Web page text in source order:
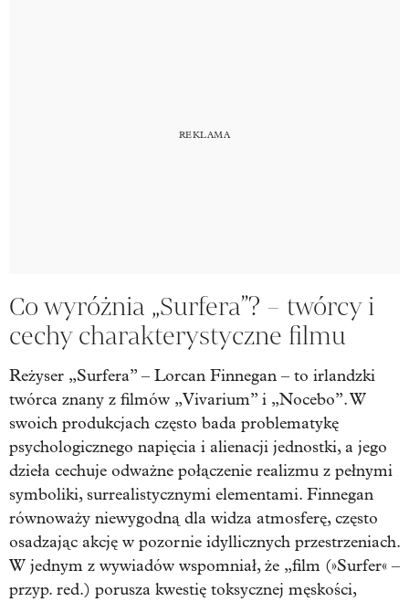
Co wyróżnia „Surfera”? – twórcy i
cechy charakterystyczne filmu
Reżyser „Surfera” – Lorcan Finnegan – to irlandzki
twórca znany z filmów „Vivarium” i „Nocebo”. W
swoich produkcjach często bada problematykę
psychologicznego napięcia i alienacji jednostki, a jego
dzieła cechuje odważne połączenie realizmu z pełnymi
symboliki, surrealistycznymi elementami. Finnegan
równoważy niewygodną dla widza atmosferę, często
osadzając akcję w pozornie idyllicznych przestrzeniach.
W jednym z wywiadów wspomniał, że „film (»Surfer« –
przyp. red.) porusza kwestię toksycznej męskości,